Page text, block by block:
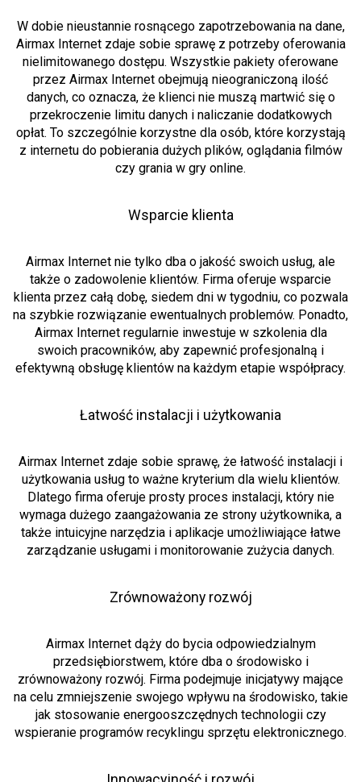
W dobie nieustannie rosnącego zapotrzebowania na dane,
Airmax Internet zdaje sobie sprawę z potrzeby oferowania
nielimitowanego dostępu. Wszystkie pakiety oferowane
przez Airmax Internet obejmują nieograniczoną ilość
danych, co oznacza, że klienci nie muszą martwić się o
przekroczenie limitu danych i naliczanie dodatkowych
opłat. To szczególnie korzystne dla osób, które korzystają
z internetu do pobierania dużych plików, oglądania filmów
czy grania w gry online.
Wsparcie klienta
Airmax Internet nie tylko dba o jakość swoich usług, ale
także o zadowolenie klientów. Firma oferuje wsparcie
klienta przez całą dobę, siedem dni w tygodniu, co pozwala
na szybkie rozwiązanie ewentualnych problemów. Ponadto,
Airmax Internet regularnie inwestuje w szkolenia dla
swoich pracowników, aby zapewnić profesjonalną i
efektywną obsługę klientów na każdym etapie współpracy.
Łatwość instalacji i użytkowania
Airmax Internet zdaje sobie sprawę, że łatwość instalacji i
użytkowania usług to ważne kryterium dla wielu klientów.
Dlatego firma oferuje prosty proces instalacji, który nie
wymaga dużego zaangażowania ze strony użytkownika, a
także intuicyjne narzędzia i aplikacje umożliwiające łatwe
zarządzanie usługami i monitorowanie zużycia danych.
Zrównoważony rozwój
Airmax Internet dąży do bycia odpowiedzialnym
przedsiębiorstwem, które dba o środowisko i
zrównoważony rozwój. Firma podejmuje inicjatywy mające
na celu zmniejszenie swojego wpływu na środowisko, takie
jak stosowanie energooszczędnych technologii czy
wspieranie programów recyklingu sprzętu elektronicznego.